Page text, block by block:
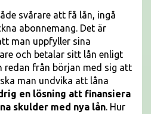
svårare att få lån, ingå
abonnemang. Det är
man uppfyller sina
och betalar sitt lån enligt
redan från början med sig att
man undvika att låna
en lösning att finansiera
skulder med nya lån. Hur